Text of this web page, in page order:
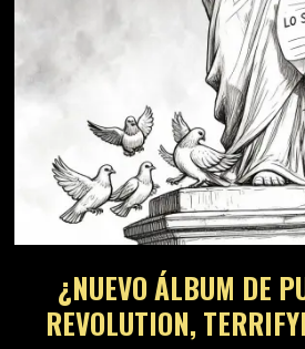
¿NUEVO ÁLBUM DE
REVOLUTION,